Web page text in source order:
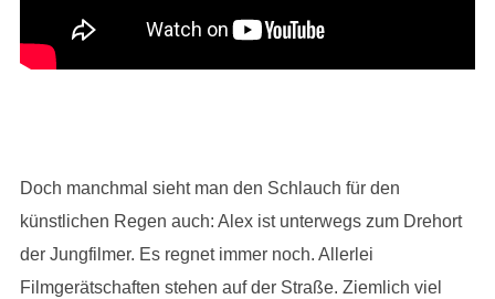
Doch manchmal sieht man den Schlauch für den
künstlichen Regen auch: Alex ist unterwegs zum Drehort
der Jungfilmer. Es regnet immer noch. Allerlei
Filmgerätschaften stehen auf der Straße. Ziemlich viel